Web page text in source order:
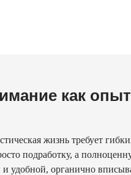
как
жизнь требует
подработку, а
удобной, органично